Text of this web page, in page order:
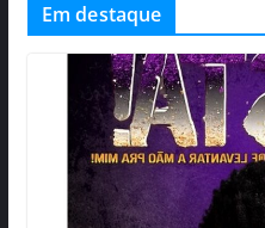
Em destaque